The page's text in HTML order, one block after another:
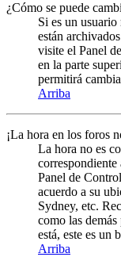
¿Cómo se puede
Si es un
están
visite el Panel
en la parte
permitirá
Arriba
¡La hora en los foros
La hora no es
correspondiente
Panel de
acuerdo a su
Sydney, etc.
como las
está, este es un
Arriba